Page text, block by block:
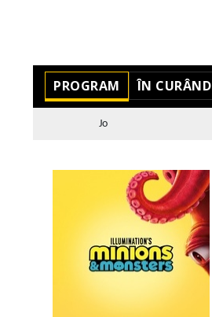
PROGRAM ÎN CURÂND
Jo